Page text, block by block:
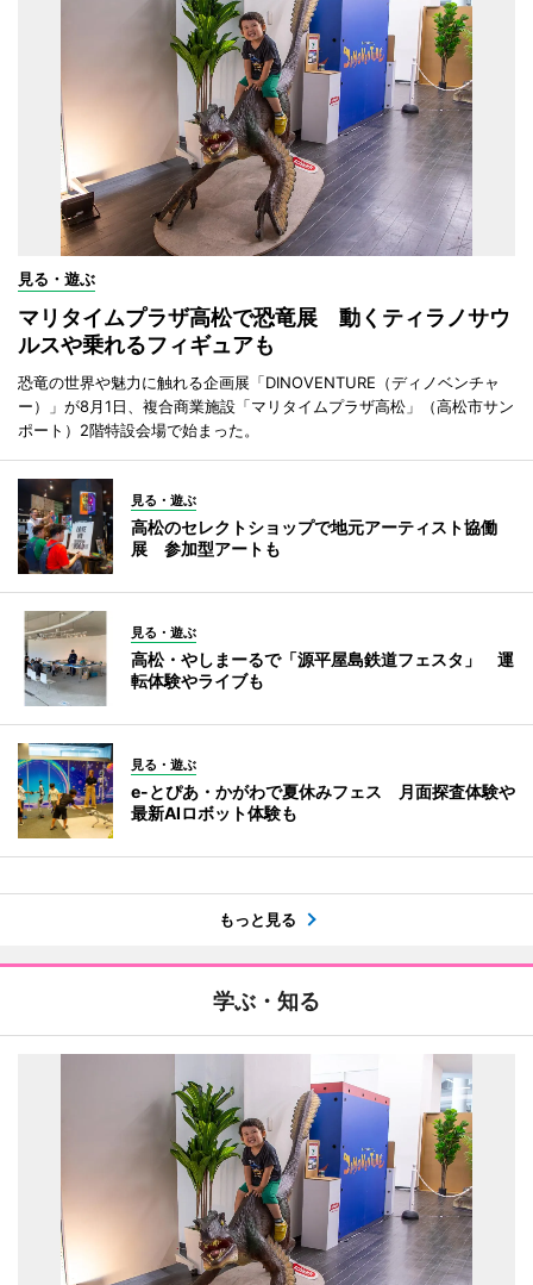
見る・遊ぶ
マリタイムプラザ高松で恐竜展 動くティラノサウ
ルスや乗れるフィギュアも
恐竜の世界や魅力に触れる企画展「DINOVENTURE（ディノベンチャ
ー）」が8月1日、複合商業施設「マリタイムプラザ高松」（高松市サン
ポート）2階特設会場で始まった。
見る・遊ぶ
高松のセレクトショップで地元アーティスト協働
展 参加型アートも
見る・遊ぶ
高松・やしまーるで「源平屋島鉄道フェスタ」 運
転体験やライブも
見る・遊ぶ
e-とぴあ・かがわで夏休みフェス 月面探査体験や
最新AIロボット体験も
もっと見る
学ぶ・知る